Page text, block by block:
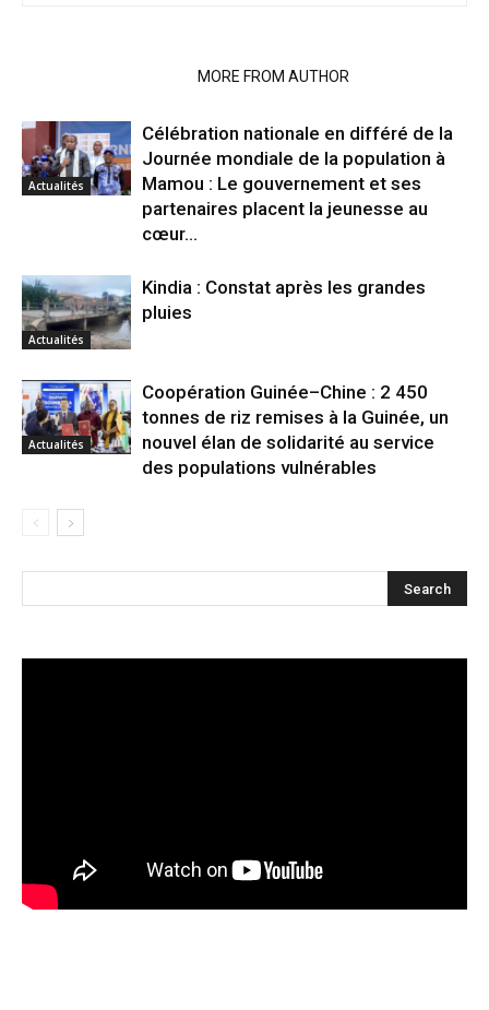
MORE FROM AUTHOR
Actualités
Célébration nationale en différé de la
Journée mondiale de la population à
Mamou : Le gouvernement et ses
partenaires placent la jeunesse au
cœur...
Actualités
Kindia : Constat après les grandes
pluies
Actualités
Coopération Guinée–Chine : 2 450
tonnes de riz remises à la Guinée, un
nouvel élan de solidarité au service
des populations vulnérables